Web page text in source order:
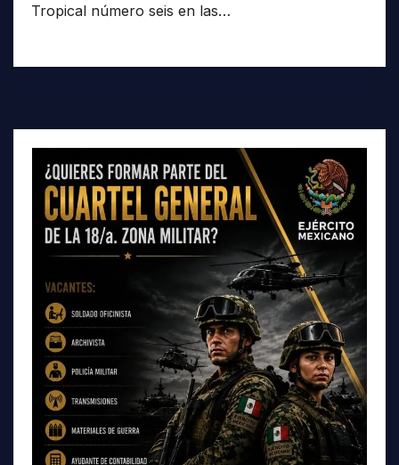
Tropical número seis en las…